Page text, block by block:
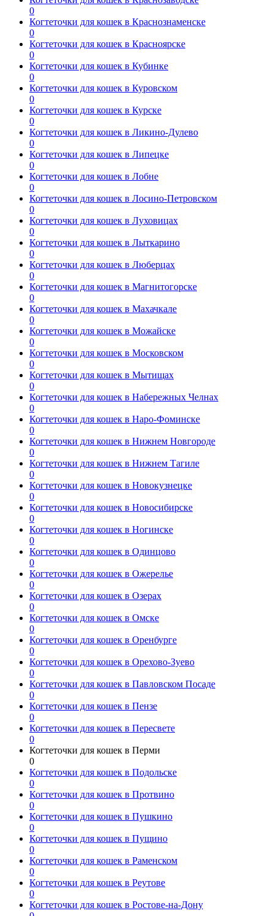
0
Когтеточки для кошек в Краснознаменске
0
Когтеточки для кошек в Красноярске
0
Когтеточки для кошек в Кубинке
0
Когтеточки для кошек в Куровском
0
Когтеточки для кошек в Курске
0
Когтеточки для кошек в Ликино-Дулево
0
Когтеточки для кошек в Липецке
0
Когтеточки для кошек в Лобне
0
Когтеточки для кошек в Лосино-Петровском
0
Когтеточки для кошек в Луховицах
0
Когтеточки для кошек в Лыткарино
0
Когтеточки для кошек в Люберцах
0
Когтеточки для кошек в Магнитогорске
0
Когтеточки для кошек в Махачкале
0
Когтеточки для кошек в Можайске
0
Когтеточки для кошек в Московском
0
Когтеточки для кошек в Мытищах
0
Когтеточки для кошек в Набережных Челнах
0
Когтеточки для кошек в Наро-Фоминске
0
Когтеточки для кошек в Нижнем Новгороде
0
Когтеточки для кошек в Нижнем Тагиле
0
Когтеточки для кошек в Новокузнецке
0
Когтеточки для кошек в Новосибирске
0
Когтеточки для кошек в Ногинске
0
Когтеточки для кошек в Одинцово
0
Когтеточки для кошек в Ожерелье
0
Когтеточки для кошек в Озерах
0
Когтеточки для кошек в Омске
0
Когтеточки для кошек в Оренбурге
0
Когтеточки для кошек в Орехово-Зуево
0
Когтеточки для кошек в Павловском Посаде
0
Когтеточки для кошек в Пензе
0
Когтеточки для кошек в Пересвете
0
Когтеточки для кошек в Перми
0
Когтеточки для кошек в Подольске
0
Когтеточки для кошек в Протвино
0
Когтеточки для кошек в Пушкино
0
Когтеточки для кошек в Пущино
0
Когтеточки для кошек в Раменском
0
Когтеточки для кошек в Реутове
0
Когтеточки для кошек в Ростове-на-Дону